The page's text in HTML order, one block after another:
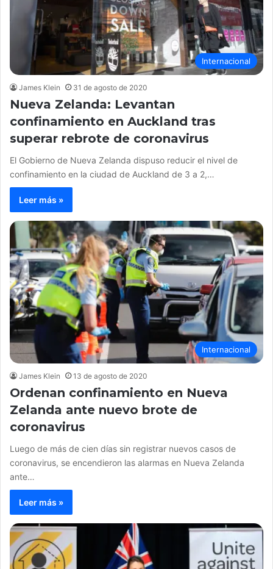
Internacional
James Klein 31 de agosto de 2020
Nueva Zelanda: Levantan
confinamiento en Auckland tras
superar rebrote de coronavirus
El Gobierno de Nueva Zelanda dispuso reducir el nivel de
confinamiento en la ciudad de Auckland de 3 a 2,…
Leer más »
Internacional
James Klein 13 de agosto de 2020
Ordenan confinamiento en Nueva
Zelanda ante nuevo brote de
coronavirus
Luego de más de cien días sin registrar nuevos casos de
coronavirus, se encendieron las alarmas en Nueva Zelanda
ante…
Leer más »